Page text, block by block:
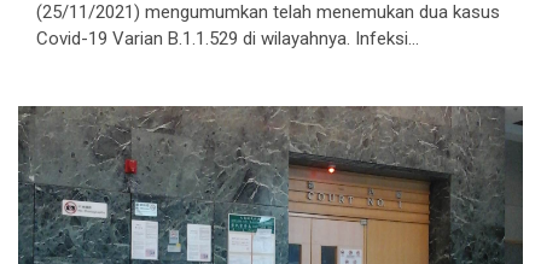
(25/11/2021) mengumumkan telah menemukan dua kasus
Covid-19 Varian B.1.1.529 di wilayahnya. Infeksi...